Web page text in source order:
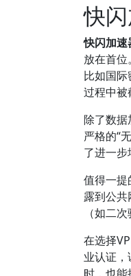
快
快闪加速
放在首
比如国
过程中被
除了数据
严格的“
了进一
值得一
露到公
（如二
在选择
业认证